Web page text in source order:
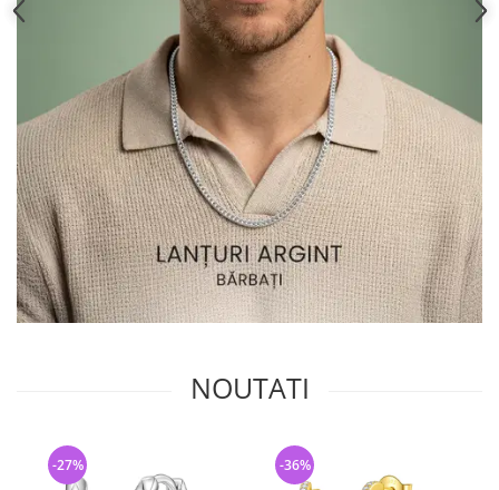
NOUTATI
-27% -36%